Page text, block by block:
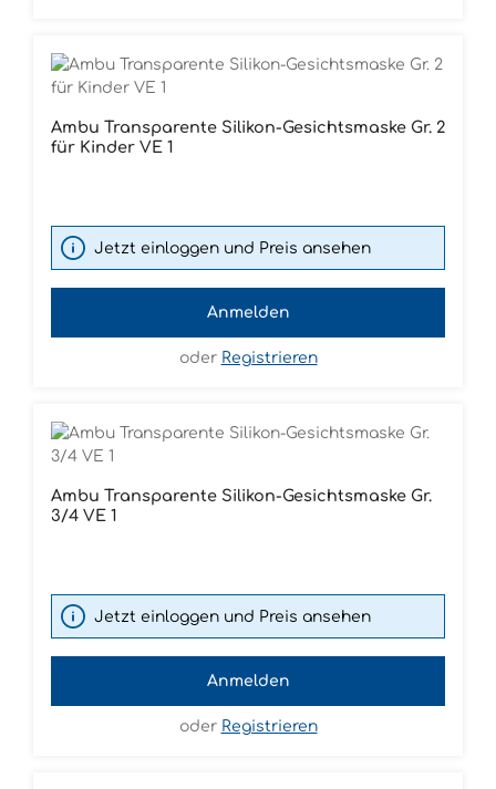
Ambu Transparente Silikon-Gesichtsmaske Gr. 2
für Kinder VE 1
Jetzt einloggen und Preis ansehen
Anmelden
oder Registrieren
Ambu Transparente Silikon-Gesichtsmaske Gr.
3/4 VE 1
Jetzt einloggen und Preis ansehen
Anmelden
oder Registrieren